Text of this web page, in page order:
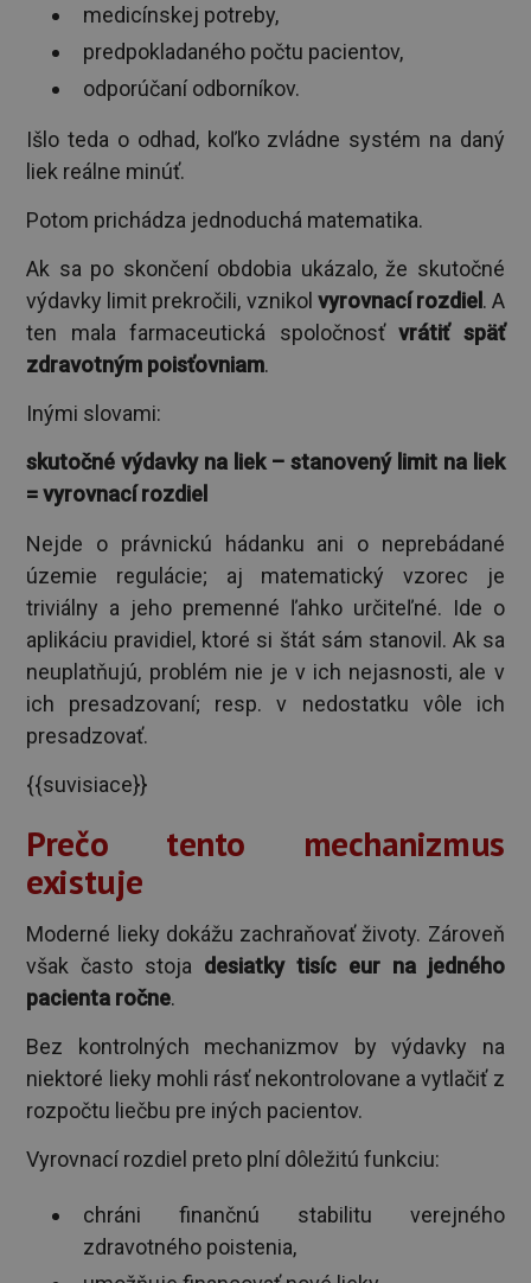
medicínskej potreby,
predpokladaného počtu pacientov,
odporúčaní odborníkov.
Išlo teda o odhad, koľko zvládne systém na daný
liek reálne minúť.
Potom prichádza jednoduchá matematika.
Ak sa po skončení obdobia ukázalo, že skutočné
výdavky limit prekročili, vznikol vyrovnací rozdiel . A
ten mala farmaceutická spoločnosťvrátiť späť
zdravotným poisťovniam.
Inými slovami:
skutočné výdavky na liek – stanovený limit na liek
= vyrovnací rozdiel
Nejde o právnickú hádanku ani o neprebádané
územie regulácie; aj matematický vzorec je
triviálny a jeho premenné ľahko určiteľné. Ide o
aplikáciu pravidiel, ktoré si štát sám stanovil. Ak sa
neuplatňujú, problém nie je v ich nejasnosti, ale v
ich presadzovaní; resp. v nedostatku vôle ich
presadzovať.
{{suvisiace}}
Prečo tento mechanizmus
existuje
Moderné lieky dokážu zachraňovať životy. Zároveň
však často stoja desiatky tisíc eur na jedného
pacienta ročne.
Bez kontrolných mechanizmov by výdavky na
niektoré lieky mohli rásť nekontrolovane a vytlačiť z
rozpočtu liečbu pre iných pacientov.
Vyrovnací rozdiel preto plní dôležitú funkciu:
chráni finančnú stabilitu verejného
zdravotného poistenia,